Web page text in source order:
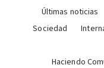
Últimas noticias
Sociedad
Haciendo